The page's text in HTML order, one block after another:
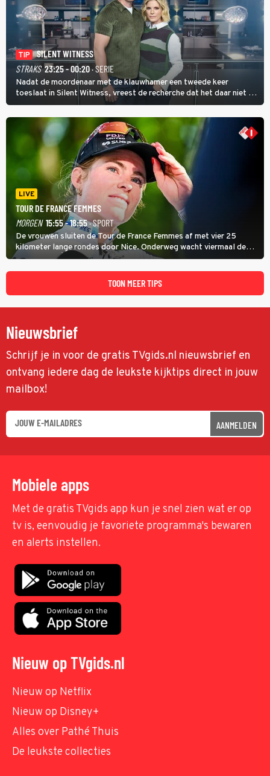
TIP
SILENT WITNESS
STRAKS 23:25 - 00:20· SERIE
Nadat de moordenaar met de klauwhamer een tweede keer
toeslaat in Silent Witness, vreest de recherche dat het daar niet bij
blijft en vinden Kit en Jack op de plaats delict een foto met nog
twee andere potentiële slachtoffers.
LIVE
TOUR DE FRANCE FEMMES
MORGEN 15:55 - 18:55· SPORT
De vrouwen sluiten de Tour de France Femmes af met vier 25
kilometer lange rondes door Nice. Onderweg wacht viermaal de
zware Col d'Èze. Aan de finish op de Promenade des Anglais krijgt
de eindwinnaar de laatste gele trui.
TOON MEER TIPS
Nieuwsbrief
Schrijf je in voor de gratis TVgids.nl nieuwsbrief en
ontvang iedere dag de leukste kijktips direct in jouw
mailbox!
AANMELDEN
Mobiele apps
Met de gratis TVgids app kun je snel zien wat er op
tv is, eenvoudig je favoriete programma's bewaren
en alerts instellen.
Nieuw op TVgids.nl
Nieuw op Netflix
Nieuw op Disney+
Alles over Pathé Thuis
De leukste collecties